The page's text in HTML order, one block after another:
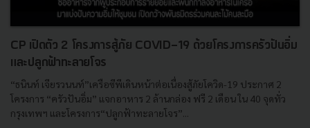
CP เปิดตัว 2 โครงการสู้ภัย COVID-19 ด้วยโครงการครัวปันอิ่ม
และปลูกฟ้าทะลายโจร
“ธนินท์ เจียรวนนท์”เครือซีพีเดินหน้าต่อเนื่องสู้ภัยโควิด-19 ประกาศ 2
โครงการ “ครัวปันอิ่ม” แจกอาหาร 2 ล้านกล่อง ฟรี 2 เดือน ใน 40 จุดทั่ว
กรุงเทพฯ และโครงการ“ปลูกฟ้าทะลายโจร”...